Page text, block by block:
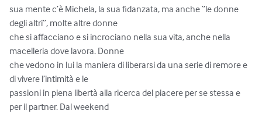
sua mente c’è Michela, la sua fidanzata, ma anche “le donne
degli altri”, molte altre donne
che si affacciano e si incrociano nella sua vita, anche nella
macelleria dove lavora. Donne
che vedono in lui la maniera di liberarsi da una serie di remore e
di vivere l’intimità e le
passioni in piena libertà alla ricerca del piacere per se stessa e
per il partner. Dal weekend